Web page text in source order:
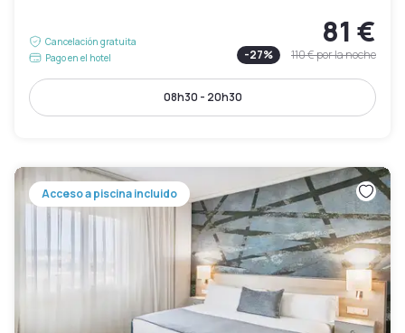
Cancelación gratuita
Pago en el hotel
81 €
-27% 110 €por la noche
08h30 - 20h30
Acceso a piscina incluido